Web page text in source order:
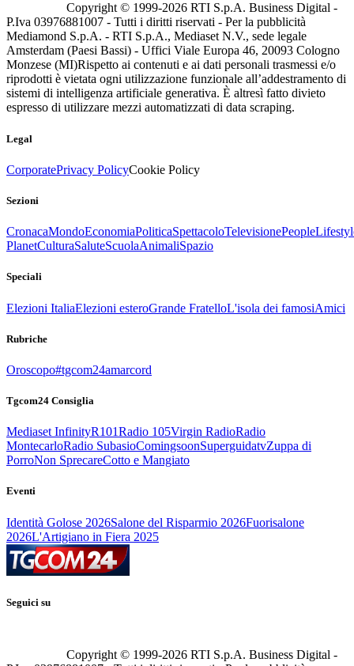
Copyright © 1999-2026 RTI S.p.A. Business Digital -
P.Iva 03976881007 - Tutti i diritti riservati - Per la pubblicità
Mediamond S.p.A. - RTI S.p.A., Mediaset N.V., sede legale
Amsterdam (Paesi Bassi) - Uffici Viale Europa 46, 20093 Cologno
Monzese (MI)Rispetto ai contenuti e ai dati personali trasmessi e/o
riprodotti è vietata ogni utilizzazione funzionale all’addestramento di
sistemi di intelligenza artificiale generativa. È altresì fatto divieto
espresso di utilizzare mezzi automatizzati di data scraping.
Legal
CorporatePrivacy PolicyCookie Policy
Sezioni
CronacaMondoEconomiaPoliticaSpettacoloTelevisionePeople
PlanetCulturaSaluteScuolaAnimaliSpazio
Speciali
Elezioni ItaliaElezioni esteroGrande FratelloL'isola dei famosiAmici
Rubriche
Oroscopo#tgcom24amarcord
Tgcom24 Consiglia
Mediaset InfinityR101Radio 105Virgin RadioRadio
MontecarloRadio SubasioComingsoonSuperguidatvZuppa di
PorroNon SprecareCotto e Mangiato
Eventi
Identità Golose 2026Salone del Risparmio 2026Fuorisalone
2026L'Artigiano in Fiera 2025
Seguici su
Copyright © 1999-2026 RTI S.p.A. Business Digital -